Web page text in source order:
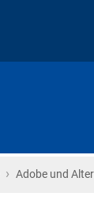
› Adobe und